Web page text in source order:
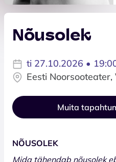
Nõusolek
ti 27.10.2026 •
Eesti
Muita
NÕUSOLEK
Mida tähendab nõusolek